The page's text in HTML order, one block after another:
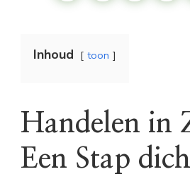
Inhoud toon
Handelen in
Een Stap